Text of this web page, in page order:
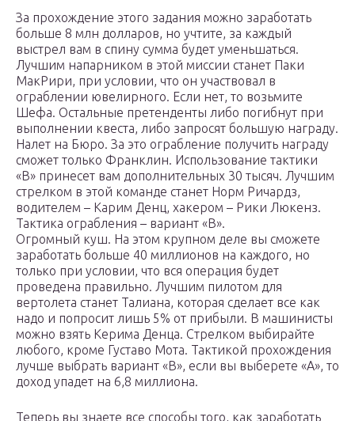
За прохождение этого задания можно заработать
больше 8 млн долларов, но учтите, за каждый
выстрел вам в спину сумма будет уменьшаться.
Лучшим напарником в этой миссии станет Паки
МакРири, при условии, что он участвовал в
ограблении ювелирного. Если нет, то возьмите
Шефа. Остальные претенденты либо погибнут при
выполнении квеста, либо запросят большую награду.
Налет на Бюро. За это ограбление получить награду
сможет только Франклин. Использование тактики
«В» принесет вам дополнительных 30 тысяч. Лучшим
стрелком в этой команде станет Норм Ричардз,
водителем – Карим Денц, хакером – Рики Люкенз.
Тактика ограбления – вариант «В».
Огромный куш. На этом крупном деле вы сможете
заработать больше 40 миллионов на каждого, но
только при условии, что вся операция будет
проведена правильно. Лучшим пилотом для
вертолета станет Талиана, которая сделает все как
надо и попросит лишь 5% от прибыли. В машинисты
можно взять Керима Денца. Стрелком выбирайте
любого, кроме Густаво Мота. Тактикой прохождения
лучше выбрать вариант «В», если вы выберете «А», то
доход упадет на 6,8 миллиона.
Теперь вы знаете все способы того, как заработать